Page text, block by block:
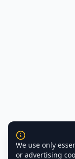
We use only
or advertising